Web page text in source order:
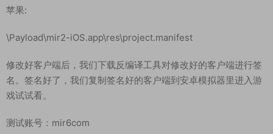
第七步:7-GGService
第八步:8-M2Server
9-启动盘古
客户端修改：（使用快压打开apk客户端）
安卓: